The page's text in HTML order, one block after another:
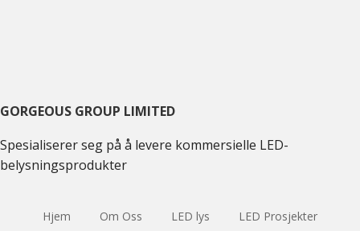
GORGEOUS GROUP LIMITED
Spesialiserer seg på å levere kommersielle LED-
belysningsprodukter
Hjem Om Oss LED lys LED Prosjekter